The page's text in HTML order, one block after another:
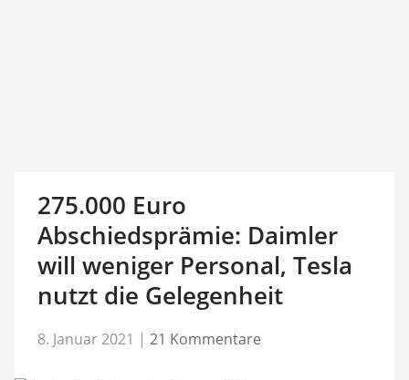
275.000 Euro
Abschiedsprämie: Daimler
will weniger Personal, Tesla
nutzt die Gelegenheit
8. Januar 2021 | 21 Kommentare